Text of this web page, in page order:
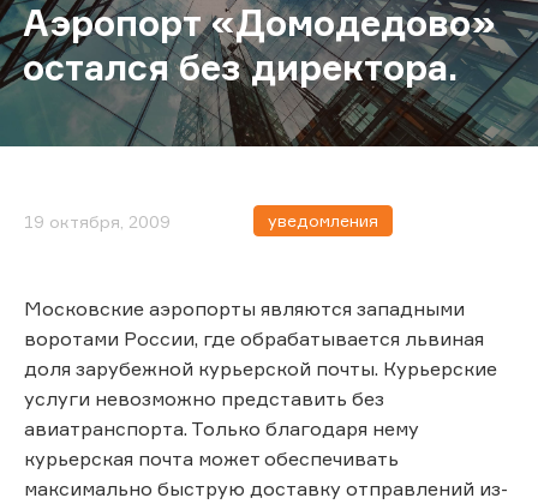
Аэропорт «Домодедово»
остался без директора.
19 октября, 2009 уведомления
Московские аэропорты являются западными
воротами России, где обрабатывается львиная
доля зарубежной курьерской почты. Курьерские
услуги невозможно представить без
авиатранспорта. Только благодаря нему
курьерская почта может обеспечивать
максимально быструю доставку отправлений из-